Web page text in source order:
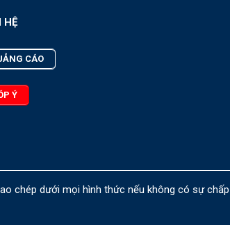
HỆ
CÁO
Ý
chép dưới mọi hình thức nếu không có sự